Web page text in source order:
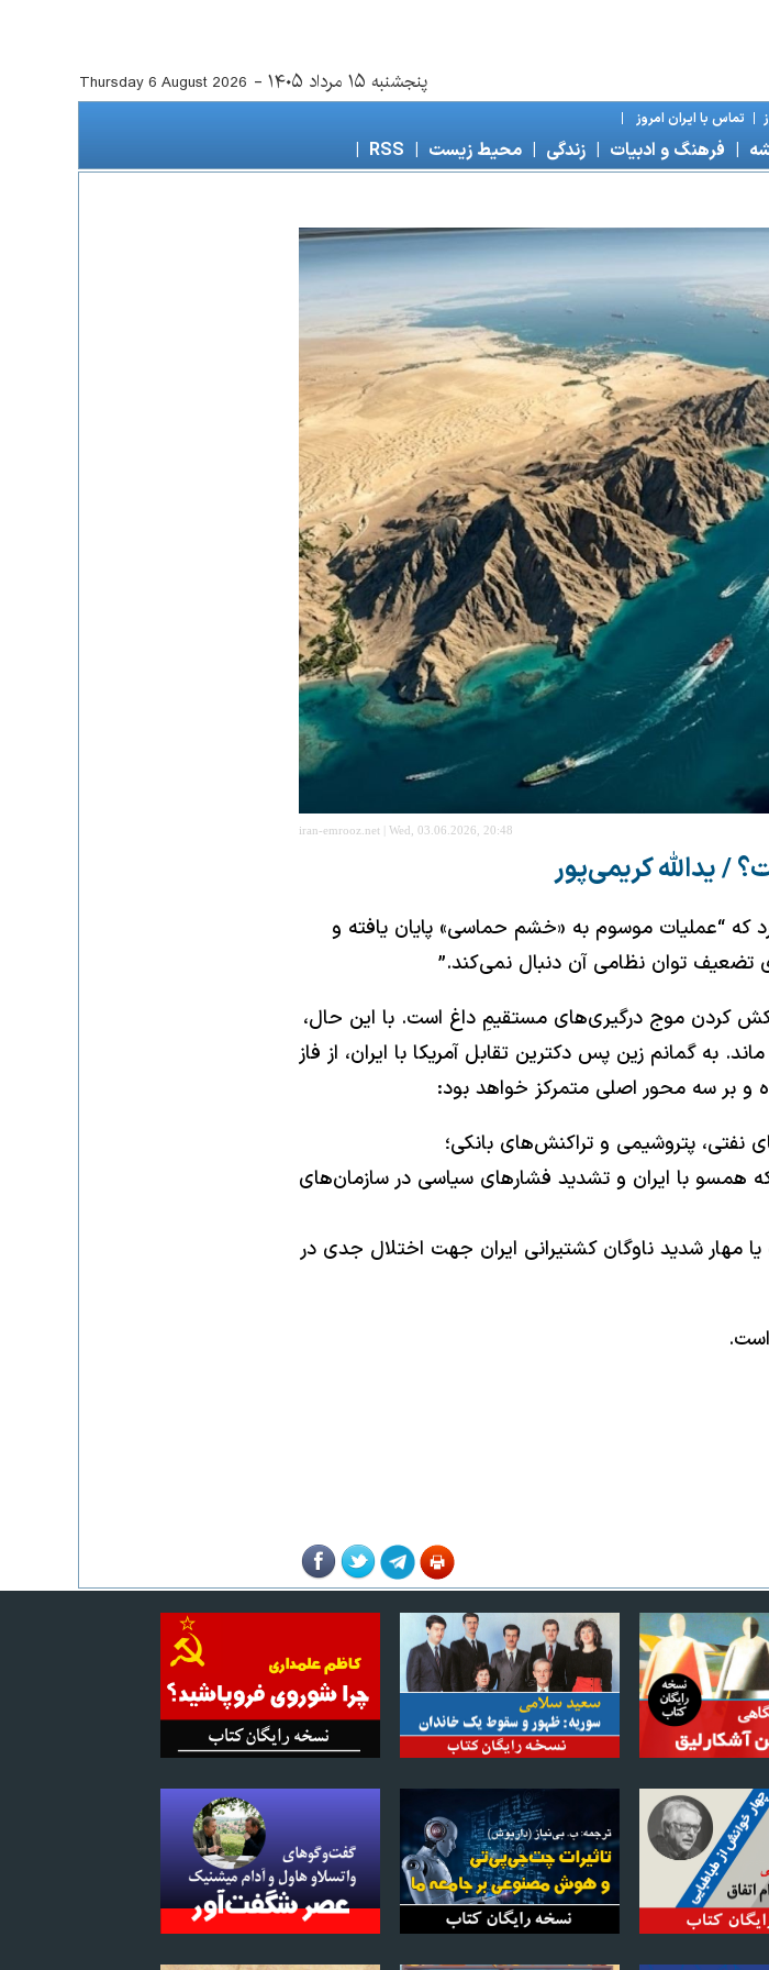
پنجشنبه ۱۵ مرداد ۱۴۰۵ -
Thursday 6 August 2026
| تماس با ايران امروز |
| فرهنگ و ادبيات |زندگی |محیط زیست |
RSS
|
iran-emrooz.net | Wed, 03.06.2026, 20:48
/ یدالله کریمی‌پور
که “عملیات موسوم به «خشم حماسی» پایان یافته و
تضعیف توان نظامی آن دنبال نمی‌کند.”
کردن موج درگیری‌های مستقیمِ داغ است. با این حال،
به گمانم زین پس دکترین تقابل آمریکا با ایران، از فاز
و بر سه محور اصلی متمرکز خواهد بود:
همسو با ایران و تشدید فشارهای سیاسی در سازمان‌های
یا مهار شدید ناوگان کشتیرانی ایران جهت اختلال جدی در
است.